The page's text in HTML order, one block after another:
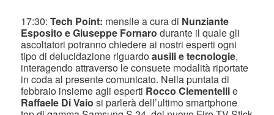
17:30:Tech Point: mensile a cura di Nunziante
Esposito e Giuseppe Fornarodurante il quale gli
ascoltatori potranno chiedere ai nostri esperti ogni
tipo di delucidazione riguardoausili e tecnologie,
interagendo attraverso le consuete modalità riportate
in coda al presente comunicato. Nella puntata di
febbraio insieme agli esperti Rocco Clementellie
Raffaele Di Vaio si parlerà dell’ultimo smartphone